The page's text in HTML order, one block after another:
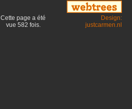
Cette page a été
vue 582 fois.
Design:
justcarmen.nl